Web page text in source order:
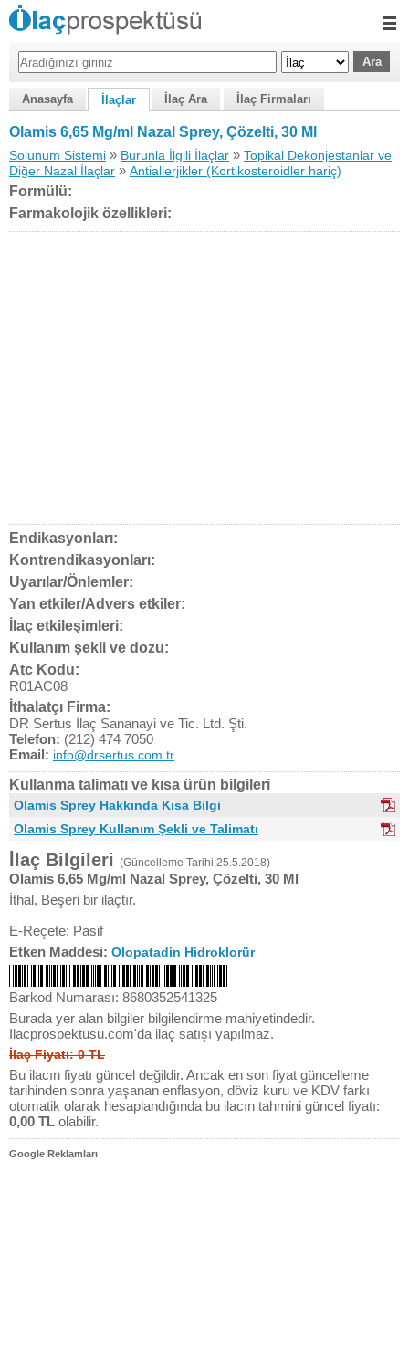
Anasayfa İlaçlar İlaç Ara İlaç Firmaları
Olamis 6,65 Mg/ml Nazal Sprey, Çözelti, 30 Ml
Solunum Sistemi » Burunla İlgili İlaçlar » Topikal Dekonjestanlar ve
Diğer Nazal İlaçlar » Antiallerjikler (Kortikosteroidler hariç)
Formülü:
Farmakolojik özellikleri:
Endikasyonları:
Kontrendikasyonları:
Uyarılar/Önlemler:
Yan etkiler/Advers etkiler:
İlaç etkileşimleri:
Kullanım şekli ve dozu:
Atc Kodu:
R01AC08
İthalatçı Firma:
DR Sertus İlaç Sananayi ve Tic. Ltd. Şti.
Telefon: (212) 474 7050
Email: info@drsertus.com.tr
Kullanma talimatı ve kısa ürün bilgileri
Olamis Sprey Hakkında Kısa Bilgi
Olamis Sprey Kullanım Şekli ve Talimatı
İlaç Bilgileri (Güncelleme Tarihi:25.5.2018)
Olamis 6,65 Mg/ml Nazal Sprey, Çözelti, 30 Ml
İthal, Beşeri bir ilaçtır.
E-Reçete: Pasif
Etken Maddesi: Olopatadin Hidroklorür
Barkod Numarası: 8680352541325
Burada yer alan bilgiler bilgilendirme mahiyetindedir.
Ilacprospektusu.com'da ilaç satışı yapılmaz.
İlaç Fiyatı: 0 TL
Bu ilacın fiyatı güncel değildir. Ancak en son fiyat güncelleme
tarihinden sonra yaşanan enflasyon, döviz kuru ve KDV farkı
otomatik olarak hesaplandığında bu ilacın tahmini güncel fiyatı:
0,00 TL olabilir.
Google Reklamları